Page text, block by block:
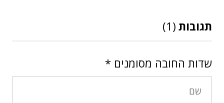
תגובות (1)
שדות החובה מסומנים *